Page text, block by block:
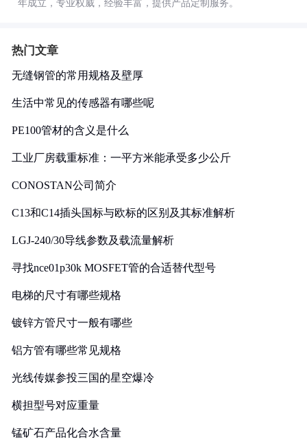
年成立，专业权威，经验丰富，提供产品定制服务。
热门文章
无缝钢管的常用规格及壁厚
生活中常见的传感器有哪些呢
PE100管材的含义是什么
工业厂房载重标准：一平方米能承受多少公斤
CONOSTAN公司简介
C13和C14插头国标与欧标的区别及其标准解析
LGJ-240/30导线参数及载流量解析
寻找nce01p30k MOSFET管的合适替代型号
电梯的尺寸有哪些规格
镀锌方管尺寸一般有哪些
铝方管有哪些常见规格
光线传媒参投三国的星空爆冷
横担型号对应重量
锰矿石产品化合水含量